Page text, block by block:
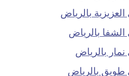
بالرياض
بالرياض
بالرياض
بالرياض